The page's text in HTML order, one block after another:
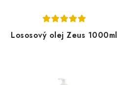
Lososový olej Zeus 1000ml